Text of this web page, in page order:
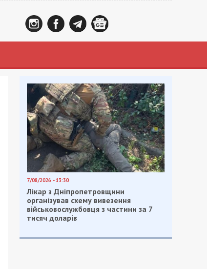
7/08/2026 - 13:30
Лікар з Дніпропетровщини
організував схему вивезення
військовослужбовця з частини за 7
тисяч доларів